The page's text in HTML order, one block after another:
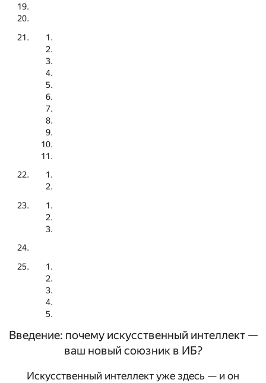
Введение: почему искусственный интеллект —
ваш новый союзник в ИБ?
Искусственный интеллект уже здесь — и он